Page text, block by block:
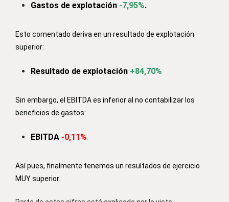
Gastos de explotación -7,95%.
Esto comentado deriva en un resultado de explotación
superior:
Resultado de explotación +84,70%
Sin embargo, el EBITDA es inferior al no contabilizar los
beneficios de gastos:
EBITDA -0,11%
Así pues, finalmente tenemos un resultados de ejercicio
MUY superior.